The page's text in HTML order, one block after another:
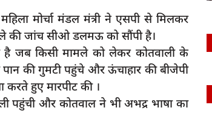
मोर्चा मंडल मंत्री ने एसपी से मिलकर
की जांच सीओ डलमऊ को सौंपी है।
है जब किसी मामले को लेकर कोतवाली के
की गुमटी पहुंचे और ऊंचाहार की बीजेपी
करते हुए मारपीट की ।
पहुंची और कोतवाल ने भी अभद्र भाषा का